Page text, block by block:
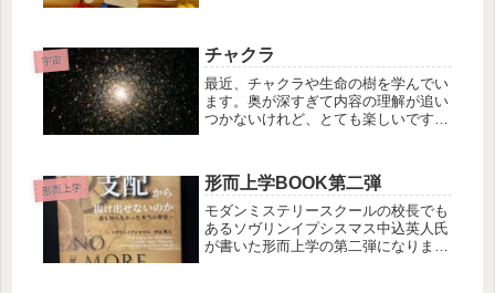
それが、他者のためにも自分のための
なるのだから😇
宇宙 チャクラ
最近、チャクラや生命の樹を学んでい
ます。奥が深すぎて内容の理解が追い
つかないけれど、とても楽しいです😊
なるか、どう自分の中で変化している
のか興味深いです。宇宙と一体になる
に...
形而上学 形而上学BOOK第二弾
モダンミステリースクールの校長でも
あるソヴリンイプシスマス中込英人氏
が書いた形而上学の第二弾になりま